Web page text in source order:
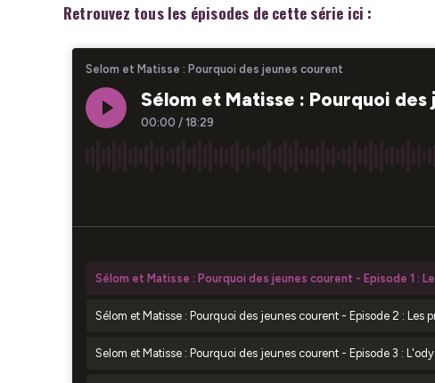
Retrouvez tous les épisodes de cette série ici :